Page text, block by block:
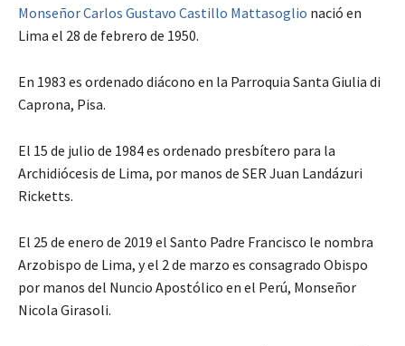
Monseñor Carlos Gustavo Castillo Mattasoglio nació en
Lima el 28 de febrero de 1950.
En 1983 es ordenado diácono en la Parroquia Santa Giulia di
Caprona, Pisa.
El 15 de julio de 1984 es ordenado presbítero para la
Archidiócesis de Lima, por manos de SER Juan Landázuri
Ricketts.
El 25 de enero de 2019 el Santo Padre Francisco le nombra
Arzobispo de Lima, y el 2 de marzo es consagrado Obispo
por manos del Nuncio Apostólico en el Perú, Monseñor
Nicola Girasoli.